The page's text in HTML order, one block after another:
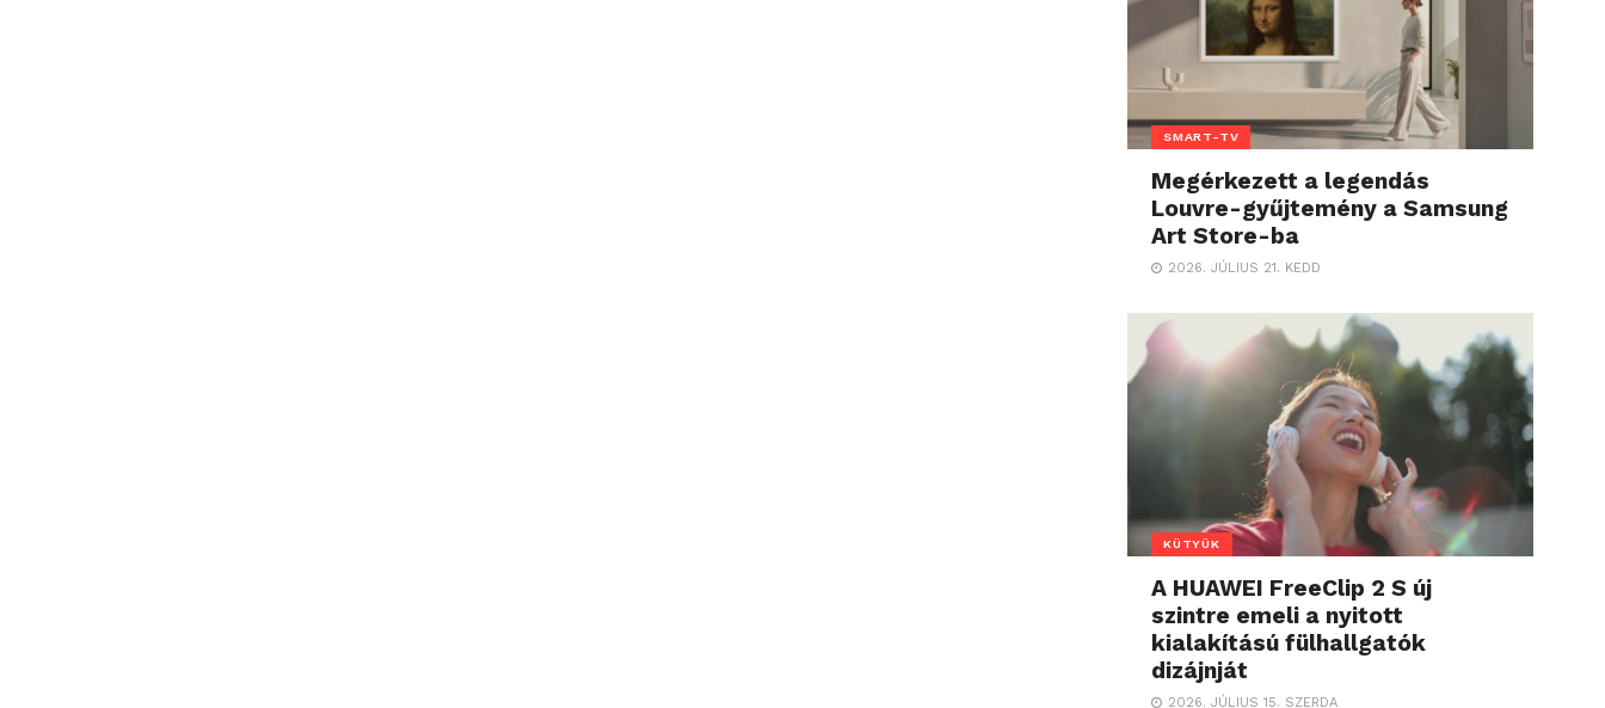
SMART-TV
Megérkezett a legendás
Louvre-gyűjtemény a Samsung
Art Store-ba
2026. JÚLIUS 21. KEDD
KÜTYÜK
A HUAWEI FreeClip 2 S új
szintre emeli a nyitott
kialakítású fülhallgatók
dizájnját
2026. JÚLIUS 15. SZERDA